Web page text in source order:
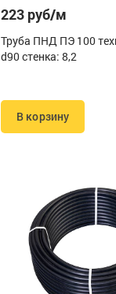
223 руб/м
Труба ПНД ПЭ 100
d90 стенка: 8,2
В корзину